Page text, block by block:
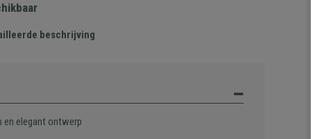
beschrijving
en elegant ontwerp